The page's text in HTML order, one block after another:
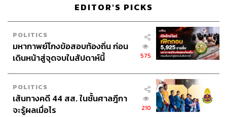
และดูประณีตตั้งแต่สเกลใหญ่ไปจนถึงดีเทลยิบย่อย แต่การอยู่
ในโลกที่ยิ่งทำให้เรารู้สึกดีจนหนังจบแล้วเดินออกจากโรง
หรือกดรีโมตปิดมันแล้วมาเผชิญโลกความจริง เป็นเรื่องเลี่ยง
ไม่ได้ที่จะเผลอนำไปเปรียบเทียบอย่างไม่รู้ตัว
และไม่มีสิ่งใดที่อันตรายและทำให้เราไม่พอใจในสิ่งที่มีอยู่
เป็นอยู่ หรือโลกที่เราอาศัยอยู่เท่ากับความคาดหวังและ
เปรียบเทียบสิ่งที่มีอยู่กับสิ่งที่ดีกว่าอีกแล้ว
EDITOR'S PICKS
POLITICS
มหากาพย์โกงข้อสอบท้องถิ่น ก่อน
เดินหน้าสู่จุดจบในสัปดาห์นี้
575
POLITICS
เส้นทางคดี 44 สส. ในชั้นศาลฎีกา
จะรู้ผลเมื่อไร
210